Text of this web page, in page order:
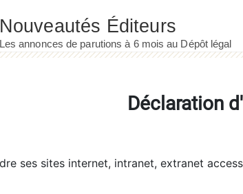
Déclaration
ses sites internet, intranet, extranet